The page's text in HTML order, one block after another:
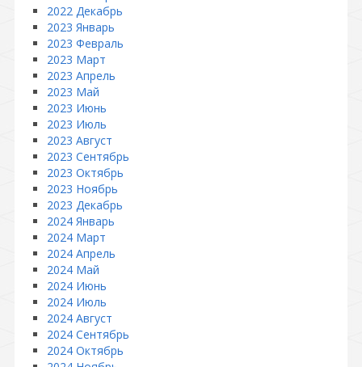
2022 Декабрь
2023 Январь
2023 Февраль
2023 Март
2023 Апрель
2023 Май
2023 Июнь
2023 Июль
2023 Август
2023 Сентябрь
2023 Октябрь
2023 Ноябрь
2023 Декабрь
2024 Январь
2024 Март
2024 Апрель
2024 Май
2024 Июнь
2024 Июль
2024 Август
2024 Сентябрь
2024 Октябрь